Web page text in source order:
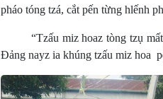
pháo tóng tzá, cắt pến từng hlếnh
“Tzấu miz hoaz tòng tzụ mất y
Đảng nayz ia khúng tzấu miz hoa